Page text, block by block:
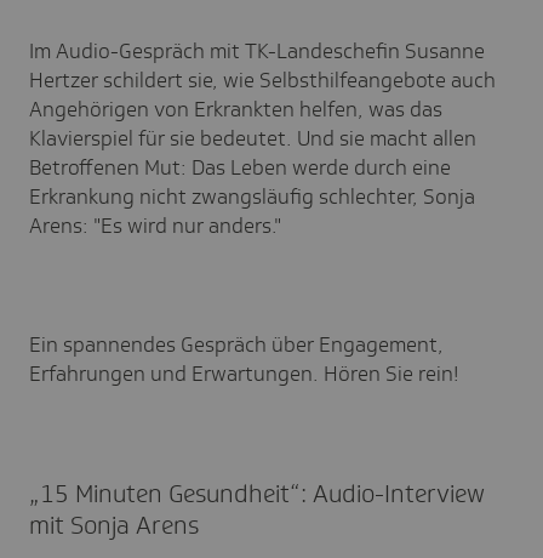
Im Audio-Gespräch mit TK-Landeschefin Susanne
Hertzer schildert sie, wie Selbsthilfeangebote auch
Angehörigen von Erkrankten helfen, was das
Klavierspiel für sie bedeutet. Und sie macht allen
Betroffenen Mut: Das Leben werde durch eine
Erkrankung nicht zwangsläufig schlechter, Sonja
Arens: "Es wird nur anders."
Ein spannendes Gespräch über Engagement,
Erfahrungen und Erwartungen. Hören Sie rein!
„15 Minuten Gesund­heit“: Audio-Inter­view
mit Sonja Arens